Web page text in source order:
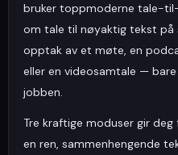
bruker toppmoderne tale-
om tale til nøyaktig tekst på
opptak av et møte, en
eller en videosamtale —
jobben.
Tre kraftige moduser gir
en ren, sammenhengende